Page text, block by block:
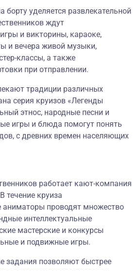
борту уделяется развлекательной
ждут
и викторины, караоке,
и вечера живой музыки,
классы, а также
при отправлении.
традиции различных
серия круизов «Легенды
этнос, народные песни и
игры и блюда помогут понять
с древних времен населяющих
работает кают-компания
течение круиза
аниматоры проводят множество
интеллектуальные
мастерские и конкурсы
и подвижные игры.
задания позволяют быстрее